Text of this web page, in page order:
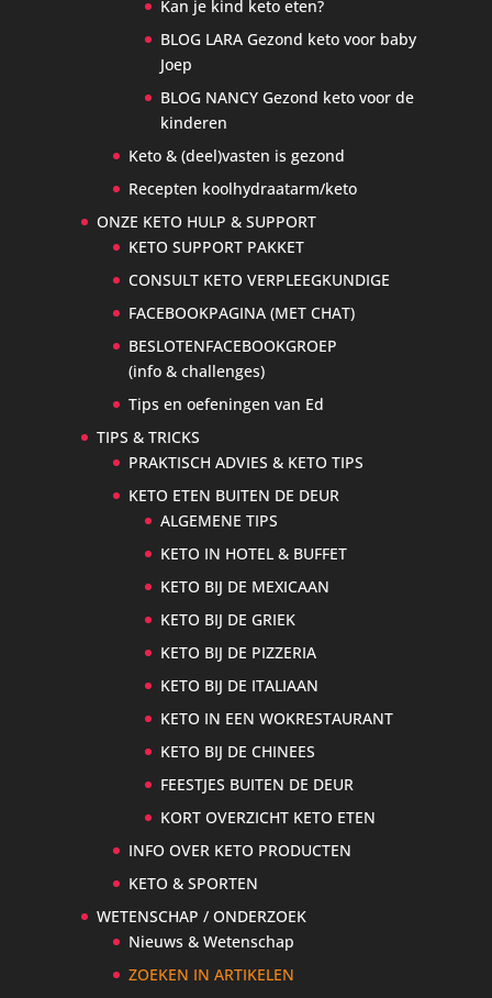
Kan je kind keto eten?
BLOG LARA Gezond keto voor baby
Joep
BLOG NANCY Gezond keto voor de
kinderen
Keto & (deel)vasten is gezond
Recepten koolhydraatarm/keto
ONZE KETO HULP & SUPPORT
KETO SUPPORT PAKKET
CONSULT KETO VERPLEEGKUNDIGE
FACEBOOKPAGINA (MET CHAT)
BESLOTENFACEBOOKGROEP
(info & challenges)
Tips en oefeningen van Ed
TIPS & TRICKS
PRAKTISCH ADVIES & KETO TIPS
KETO ETEN BUITEN DE DEUR
ALGEMENE TIPS
KETO IN HOTEL & BUFFET
KETO BIJ DE MEXICAAN
KETO BIJ DE GRIEK
KETO BIJ DE PIZZERIA
KETO BIJ DE ITALIAAN
KETO IN EEN WOKRESTAURANT
KETO BIJ DE CHINEES
FEESTJES BUITEN DE DEUR
KORT OVERZICHT KETO ETEN
INFO OVER KETO PRODUCTEN
KETO & SPORTEN
WETENSCHAP / ONDERZOEK
Nieuws & Wetenschap
ZOEKEN IN ARTIKELEN